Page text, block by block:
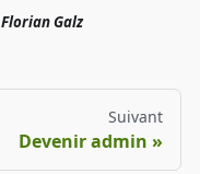
Florian Galz
Suivant
Devenir admin